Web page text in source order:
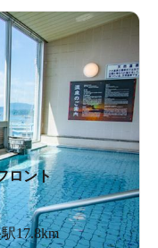
ロント
17.8km